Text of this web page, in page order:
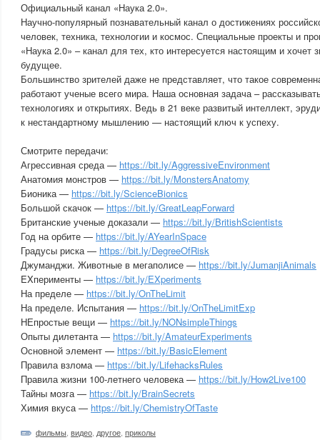
Официальный канал «Наука 2.0».
Научно-популярный познавательный канал о достижениях
человек, техника, технологии и космос. Специальные проекты и
«Наука 2.0» – канал для тех, кто интересуется настоящим и хочет
будущее.
Большинство зрителей даже не представляет, что такое
работают ученые всего мира. Наша основная задача –
технологиях и открытиях. Ведь в 21 веке развитый интеллект,
к нестандартному мышлению — настоящий ключ к успеху.
Смотрите передачи:
Агрессивная среда — https://bit.ly/AggressiveEnvironment
Анатомия монстров — https://bit.ly/MonstersAnatomy
Бионика — https://bit.ly/ScienceBionics
Большой скачок — https://bit.ly/GreatLeapForward
Британские ученые доказали — https://bit.ly/BritishScientists
Год на орбите — https://bit.ly/AYearInSpace
Градусы риска — https://bit.ly/DegreeOfRisk
Джуманджи. Животные в мегаполисе — https://bit.ly/JumanjiAnimals
EXперименты — https://bit.ly/EXperiments
На пределе — https://bit.ly/OnTheLimit
На пределе. Испытания — https://bit.ly/OnTheLimitExp
НЕпростые вещи — https://bit.ly/NONsimpleThings
Опыты дилетанта — https://bit.ly/AmateurExperiments
Основной элемент — https://bit.ly/BasicElement
Правила взлома — https://bit.ly/LifehacksRules
Правила жизни 100-летнего человека — https://bit.ly/How2Live100
Тайны мозга — https://bit.ly/BrainSecrets
Химия вкуса — https://bit.ly/ChemistryOfTaste
фильмы видео другое приколы